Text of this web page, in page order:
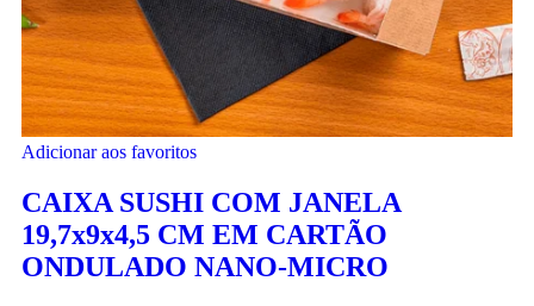
Adicionar aos favoritos
CAIXA SUSHI COM JANELA
19,7x9x4,5 CM EM CARTÃO
ONDULADO NANO-MICRO